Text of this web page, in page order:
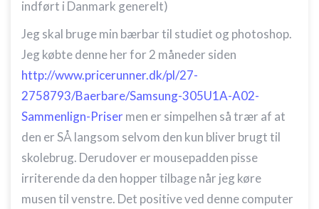
indført i Danmark generelt)
Jeg skal bruge min bærbar til studiet og photoshop.
Jeg købte denne her for 2 måneder siden
http://www.pricerunner.dk/pl/27-
2758793/Baerbare/Samsung-305U1A-A02-
Sammenlign-Prisermen er simpelhen så trær af at
den er SÅ langsom selvom den kun bliver brugt til
skolebrug. Derudover er mousepadden pisse
irriterende da den hopper tilbage når jeg køre
musen til venstre. Det positive ved denne computer